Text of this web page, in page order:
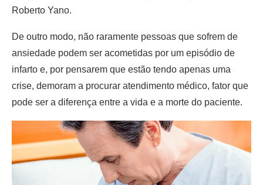
Roberto Yano.
De outro modo, não raramente pessoas que sofrem de
ansiedade podem ser acometidas por um episódio de
infarto e, por pensarem que estão tendo apenas uma
crise, demoram a procurar atendimento médico, fator que
pode ser a diferença entre a vida e a morte do paciente.